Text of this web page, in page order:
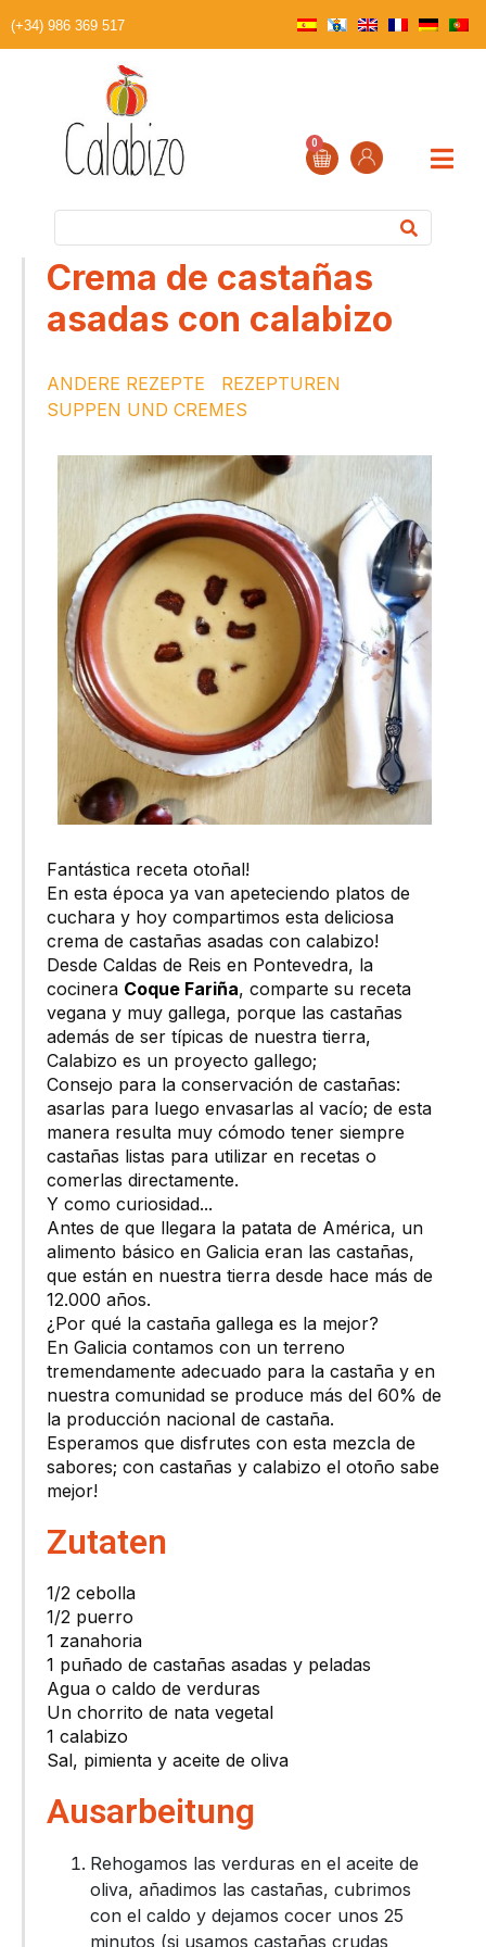
(+34) 986 369 517
0
Crema de castañas
asadas con calabizo
ANDERE REZEPTE
REZEPTUREN
SUPPEN UND CREMES
Fantástica receta otoñal!
En esta época ya van apeteciendo platos de
cuchara y hoy compartimos esta deliciosa
crema de castañas asadas con calabizo!
Desde Caldas de Reis en Pontevedra, la
cocinera Coque Fariña, comparte su receta
vegana y muy gallega, porque las castañas
además de ser típicas de nuestra tierra,
Calabizo es un proyecto gallego;
Consejo para la conservación de castañas:
asarlas para luego envasarlas al vacío; de esta
manera resulta muy cómodo tener siempre
castañas listas para utilizar en recetas o
comerlas directamente.
Y como curiosidad...
Antes de que llegara la patata de América, un
alimento básico en Galicia eran las castañas,
que están en nuestra tierra desde hace más de
12.000 años.
¿Por qué la castaña gallega es la mejor?
En Galicia contamos con un terreno
tremendamente adecuado para la castaña y en
nuestra comunidad se produce más del 60% de
la producción nacional de castaña.
Esperamos que disfrutes con esta mezcla de
sabores; con castañas y calabizo el otoño sabe
mejor!
Zutaten
1/2 cebolla
1/2 puerro
1 zanahoria
1 puñado de castañas asadas y peladas
Agua o caldo de verduras
Un chorrito de nata vegetal
1 calabizo
Sal, pimienta y aceite de oliva
Ausarbeitung
Rehogamos las verduras en el aceite de
oliva, añadimos las castañas, cubrimos
con el caldo y dejamos cocer unos 25
minutos (si usamos castañas crudas